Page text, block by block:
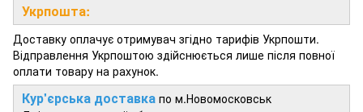
Укрпошта:
Доставку оплачує отримувач згідно тарифів Укрпошти.
Відправлення Укрпоштою здійснюється лише після повної
оплати товару на рахунок.
Кур'єрська доставка по м.Новомосковськ